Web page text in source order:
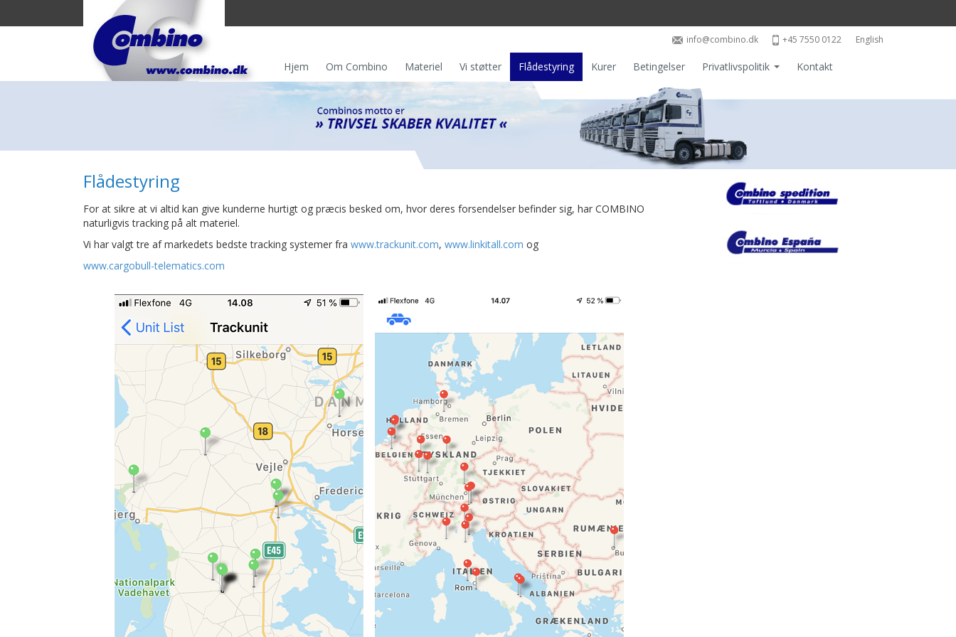
info@combino.dk +45 7550 0122 English
Hjem Om Combino Materiel Vi støtter Flådestyring Kurer Betingelser Privatlivspolitik
Politik for jobansøgere
leverandører
Kontakt
Flådestyring
For at sikre at vi altid kan give kunderne hurtigt og præcis besked om, hvor deres forsendelser befinder sig, har COMBINO
naturligvis tracking på alt materiel.
Vi har valgt tre af markedets bedste tracking systemer fra www.trackunit.com, www.linkitall.com og
www.cargobull-telematics.com